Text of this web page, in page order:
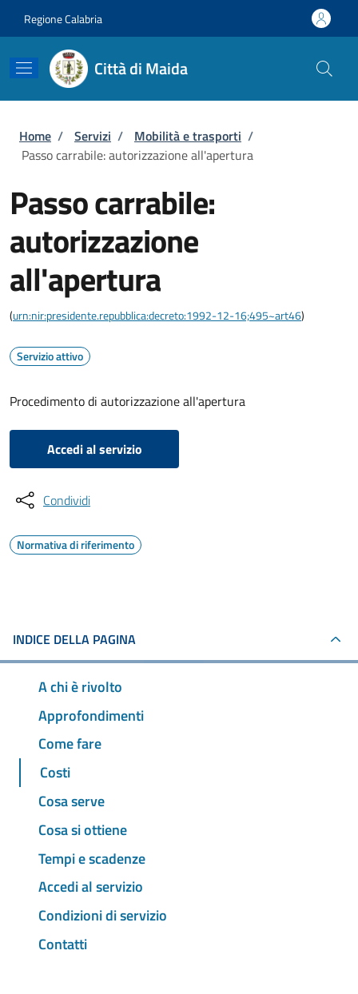
Regione Calabria
Città di Maida
Briciole di pane
Home / Servizi / Mobilità e trasporti /
Passo carrabile: autorizzazione all'apertura
Passo carrabile:
autorizzazione
all'apertura
(urn:nir:presidente.repubblica:decreto:1992-12-16;495~art46)
Servizio attivo
Procedimento di autorizzazione all'apertura
Accedi al servizio
Condividi
Normativa di riferimento
INDICE DELLA PAGINA
A chi è rivolto
Approfondimenti
Come fare
Costi
Cosa serve
Cosa si ottiene
Tempi e scadenze
Accedi al servizio
Condizioni di servizio
Contatti